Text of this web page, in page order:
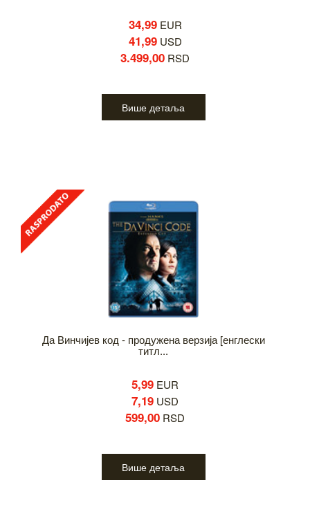
34,99EUR
41,99USD
3.499,00 RSD
Више детаља
Да Винчијев код - продужена верзија [енглески
титл...
5,99 EUR
7,19 USD
599,00 RSD
Више детаља